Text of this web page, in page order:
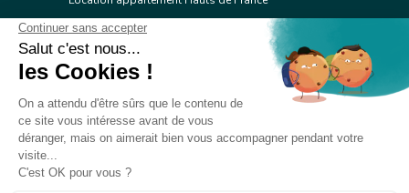
Location appartement Ile de France
Location appartement Centre Val de Loire
Location appartement Occitanie
Location appartement Provence Alpes Côte d'Azur
Location appartement Corse